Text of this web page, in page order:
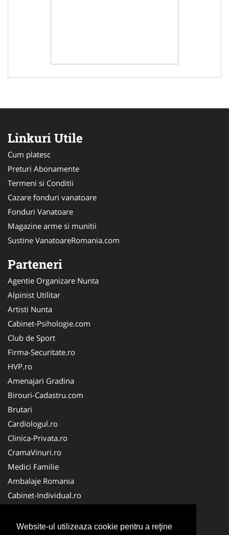
Website-ul utilizeaza cookie pentru a reţine
Linkuri Utile
Cum platesc
Preturi Abonamente
Termeni si Conditii
Cazare fonduri vanatoare
Fonduri Vanatoare
Magazine arme si munitii
Sustine VanatoareRomania.com
Parteneri
Agentie Organizare Nunta
Alpinist Utilitar
Artisti Nunta
Cabinet-Psihologie.com
Club de Sport
Firma-Securitate.ro
HVP.ro
Amenajari Gradina
Birouri-Cadastru.com
Brutari
Cardiologul.ro
Clinica-Privata.ro
CramaVinuri.ro
Medici Familie
Ambalaje Romania
Cabinet-Individual.ro
CentruInchirieri.ro